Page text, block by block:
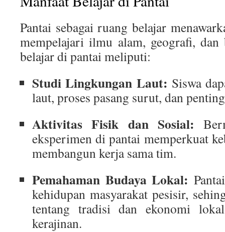
Pantai sebagai ruang belajar
mempelajari ilmu alam, geografi,
belajar di pantai meliputi:
Studi Lingkungan Laut: Siswa
laut, proses pasang surut, dan
Aktivitas Fisik dan Sosial:
eksperimen di pantai memperkuat
membangun kerja sama tim.
Pemahaman Budaya Lokal:
kehidupan masyarakat pesisir,
tentang tradisi dan ekonomi
kerajinan.